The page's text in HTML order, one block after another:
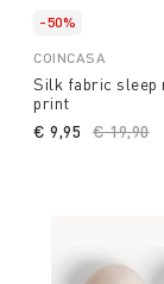
-50%
COINCASA
Silk fabric sleep
print
Price
€ 19,90to
€ 9,95